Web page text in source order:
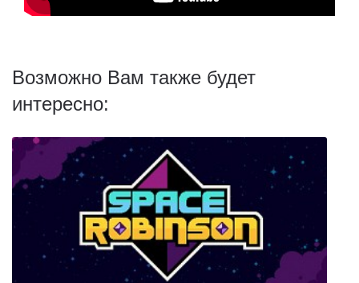
Возможно Вам также будет
интересно: